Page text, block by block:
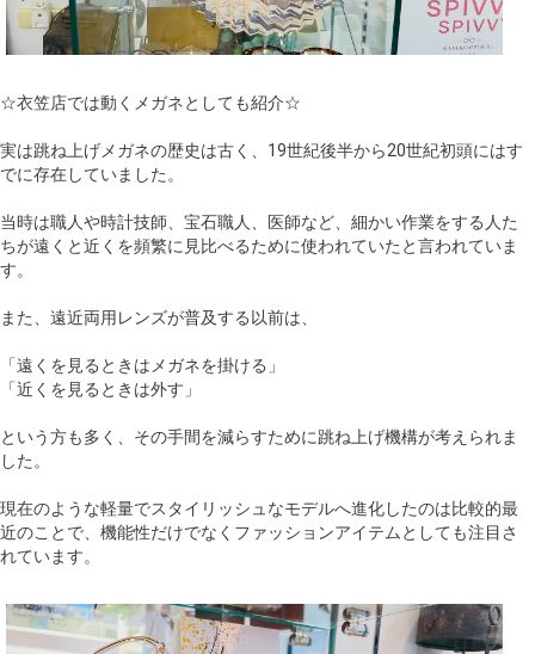
☆衣笠店では動くメガネとしても紹介☆
実は跳ね上げメガネの歴史は古く、19世紀後半から20世紀初頭にはす
でに存在していました。
当時は職人や時計技師、宝石職人、医師など、細かい作業をする人た
ちが遠くと近くを頻繁に見比べるために使われていたと言われていま
す。
また、遠近両用レンズが普及する以前は、
「遠くを見るときはメガネを掛ける」
「近くを見るときは外す」
という方も多く、その手間を減らすために跳ね上げ機構が考えられま
した。
現在のような軽量でスタイリッシュなモデルへ進化したのは比較的最
近のことで、機能性だけでなくファッションアイテムとしても注目さ
れています。